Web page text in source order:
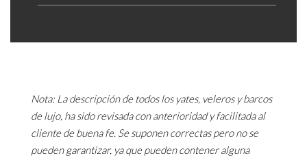
Nota: La descripción de todos los yates, veleros y barcos
de lujo, ha sido revisada con anterioridad y facilitada al
cliente de buena fe. Se suponen correctas pero no se
pueden garantizar, ya que pueden contener alguna